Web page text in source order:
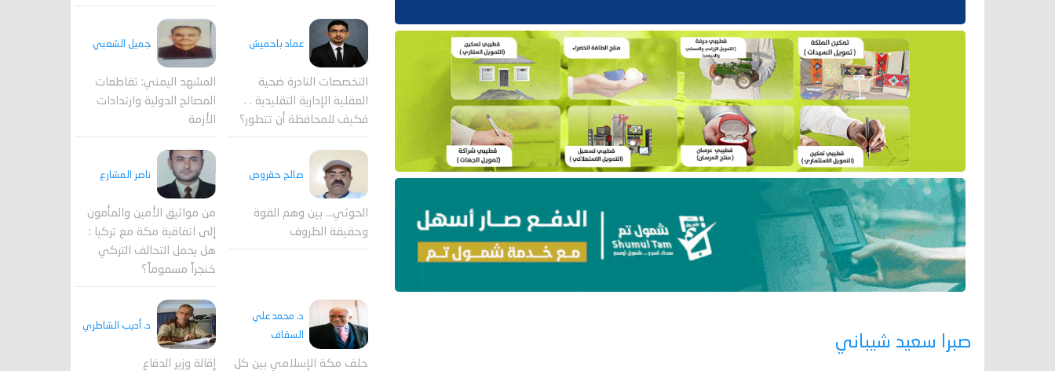
صبرا سعيد شيباني
عماد باحميش
التخصصات النادرة ضحية
العقلية الإدارية التقليدية . .
فكيف للمحافظة أن تتطور؟
جميل الشعبي
المشهد اليمني: تقاطعات
المصالح الدولية وارتدادات
الأزمة
صالح حقروص
الحوثي... بين وهم القوة
وحقيقة الظروف
ناصر المشارع
من مواثيق الأمين والمأمون
إلى اتفاقية مكة مع تركيا :
هل يحمل التحالف التركي
خنجراً مسموماً؟
د. محمد علي
السقاف
حلف مكة الإسلامي بين كل
د. أديب الشاطري
إقالة وزير الدفاع